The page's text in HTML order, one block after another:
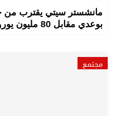
مانشستر سيتي يقترب من
بوعدي مقابل 80 مليون يورو
مجتمع